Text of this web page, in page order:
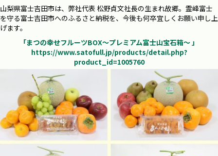
山梨県富士吉田市は、弊社代表 松野貞文社長の生まれ故郷。霊峰富士
を守る富士吉田市へのふるさと納税を、今後も何卒宜しくお願い申し上
げます。
「まつの幸せフルーツBOX～プレミアム富士山宝石箱～ 」
https://www.satofull.jp/products/detail.php?
product_id=1005760